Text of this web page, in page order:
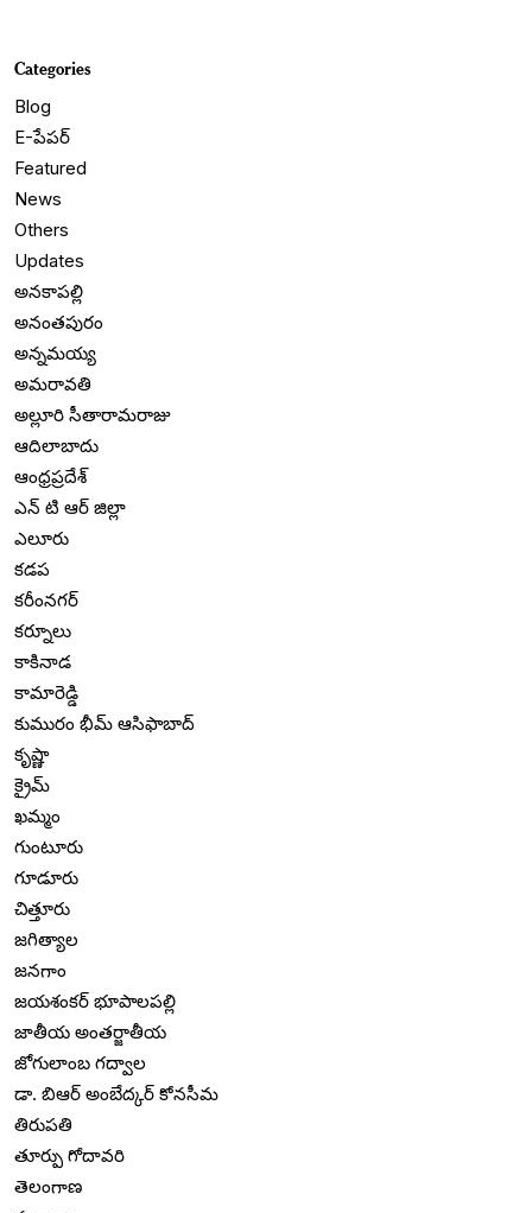
Categories
Blog
E-పేపర్
Featured
News
Others
Updates
అనకాపల్లి
అనంతపురం
అన్నమయ్య
అమరావతి
అల్లూరి సీతారామరాజు
ఆదిలాబాదు
ఆంధ్రప్రదేశ్
ఎన్ టి ఆర్ జిల్లా
ఎలూరు
కడప
కరీంనగర్
కర్నూలు
కాకినాడ
కామారెడ్డి
కుమురం భీమ్ ఆసిఫాబాద్
కృష్ణా
క్రైమ్
ఖమ్మం
గుంటూరు
గూడూరు
చిత్తూరు
జగిత్యాల
జనగాం
జయశంకర్ భూపాలపల్లి
జాతీయ అంతర్జాతీయ
జోగులాంబ గద్వాల
డా. బిఆర్ అంబేద్కర్ కోనసీమ
తిరుపతి
తూర్పు గోదావరి
తెలంగాణ